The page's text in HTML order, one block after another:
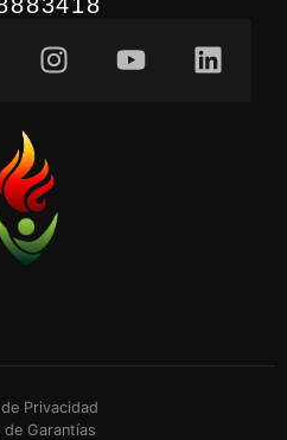
Privacidad
de Garantías